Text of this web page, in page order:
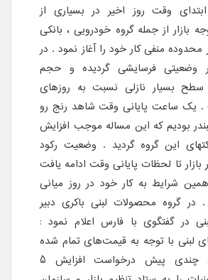
وقت روز اخیر در بسیاری از
بازار از جمله گروه خودرویی ، بانکی
منفی کار خود را آغاز نمود . در
وضعیتی فرسایشی گردیده و حجم
سطح بسیار نازلی نسبت به روزهای
. یک ساعت پایانی وقت شاهد رنج رو
بودیم که این مساله موجب افزایش
این گروه گردید . وضعیت رکود
تا لحظات پایانی وقت ادامه یافت
همین شرایط به کار خود در روز میانی
. در گروه محصولات لبنی باکری دبیر
در گفتگوی با فارس اعلام نمود :
لبنی با توجه به قیمت‌های تمام شده
محصولات لبنی، چندی پیش درخواست افزایش 5